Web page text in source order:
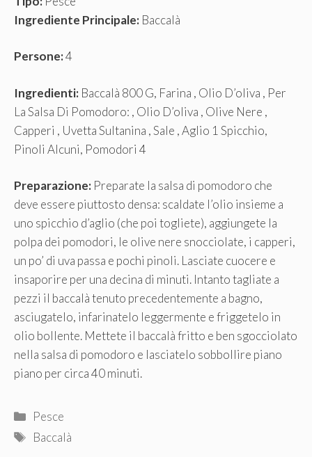
Ingrediente Principale: Baccalà
Persone:4
Ingredienti: Baccalà 800 G, Farina , Olio D’oliva , Per
La Salsa Di Pomodoro: , Olio D’oliva , Olive Nere ,
Capperi , Uvetta Sultanina , Sale , Aglio 1 Spicchio,
Pinoli Alcuni, Pomodori 4
Preparazione: Preparate la salsa di pomodoro che
deve essere piuttosto densa: scaldate l’olio insieme a
uno spicchio d’aglio (che poi togliete), aggiungete la
polpa dei pomodori, le olive nere snocciolate, i capperi,
un po’ di uva passa e pochi pinoli. Lasciate cuocere e
insaporire per una decina di minuti. Intanto tagliate a
pezzi il baccalà tenuto precedentemente a bagno,
asciugatelo, infarinatelo leggermente e friggetelo in
olio bollente. Mettete il baccalà fritto e ben sgocciolato
nella salsa di pomodoro e lasciatelo sobbollire piano
piano per circa 40 minuti.
Categorie
Pesce
Tag
Baccalà